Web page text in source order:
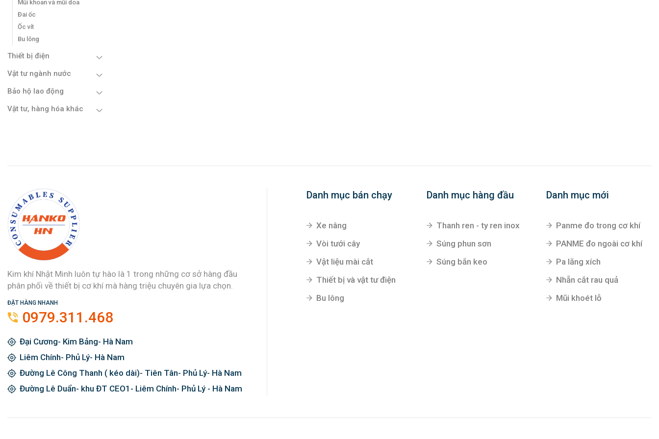
Mũi khoan và mũi doa
Đai ốc
Ốc vít
Bu lông
Thiết bị điện
Vật tư ngành nước
Bảo hộ lao động
Vật tư, hàng hóa khác
Kim khí Nhật Minh luôn tự hào là 1 trong những cơ sở hàng đầu
phân phối về thiết bị cơ khí mà hàng triệu chuyên gia lựa chọn.
ĐẶT HÀNG NHANH
0979.311.468
Đại Cương- Kim Bảng- Hà Nam
Liêm Chính- Phủ Lý- Hà Nam
Đường Lê Công Thanh ( kéo dài)- Tiên Tân- Phủ Lý- Hà Nam
Đường Lê Duẩn- khu ĐT CEO1- Liêm Chính- Phủ Lý - Hà Nam
Danh mục bán chạy
Xe nâng
Vòi tưới cây
Vật liệu mài cắt
Thiết bị và vật tư điện
Bu lông
Danh mục hàng đầu
Thanh ren - ty ren inox
Súng phun sơn
Súng bắn keo
Danh mục mới
Panme đo trong cơ khí
PANME đo ngoài cơ khí
Pa lăng xích
Nhẵn cắt rau quả
Mũi khoét lỗ